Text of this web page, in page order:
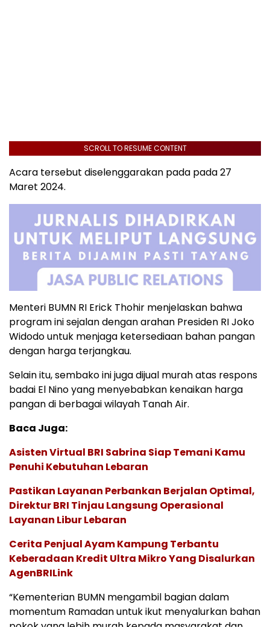
SCROLL TO RESUME CONTENT
Acara tersebut diselenggarakan pada pada 27
Maret 2024.
Menteri BUMN RI Erick Thohir menjelaskan bahwa
program ini sejalan dengan arahan Presiden RI Joko
Widodo untuk menjaga ketersediaan bahan pangan
dengan harga terjangkau.
Selain itu, sembako ini juga dijual murah atas respons
badai El Nino yang menyebabkan kenaikan harga
pangan di berbagai wilayah Tanah Air.
Baca Juga:
Asisten Virtual BRI Sabrina Siap Temani Kamu
Penuhi Kebutuhan Lebaran
Pastikan Layanan Perbankan Berjalan Optimal,
Direktur BRI Tinjau Langsung Operasional
Layanan Libur Lebaran
Cerita Penjual Ayam Kampung Terbantu
Keberadaan Kredit Ultra Mikro Yang Disalurkan
AgenBRILink
“Kementerian BUMN mengambil bagian dalam
momentum Ramadan untuk ikut menyalurkan bahan